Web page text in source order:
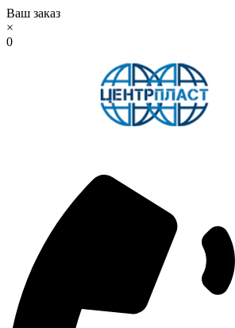
Ваш заказ
×
0